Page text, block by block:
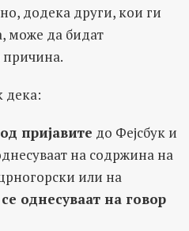
додека други, кои ги
може да бидат
причина.
дека:
пријавите до Фејсбук и
на содржина на
или на
се однесуваат на говор